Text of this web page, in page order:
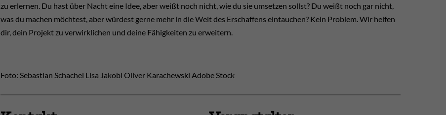
zu erlernen. Du hast über Nacht eine Idee, aber weißt noch nicht, wie du sie umsetzen sollst? Du weißt noch gar nicht,
was du machen möchtest, aber würdest gerne mehr in die Welt des Erschaffens eintauchen? Kein Problem. Wir helfen
dir, dein Projekt zu verwirklichen und deine Fähigkeiten zu erweitern.
Foto: Sebastian Schachel Lisa Jakobi Oliver Karachewski Adobe Stock